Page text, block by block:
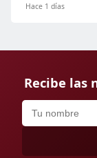
Hace 1 días
Recibe las